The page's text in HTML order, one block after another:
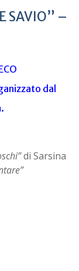
SAVIO” –
dal
di Sarsina